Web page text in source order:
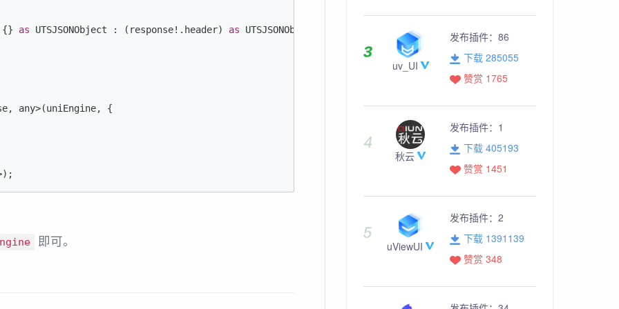
as UTSJSONObject : (response!.header) as UTSJSONObject,
any>(uniEngine, {
即可。
uv_UI
发布插件： 86
下载 285055
赞赏 1765
秋云
发布插件： 1
下载 405193
赞赏 1451
uViewUI
发布插件： 2
下载 1391139
赞赏 348